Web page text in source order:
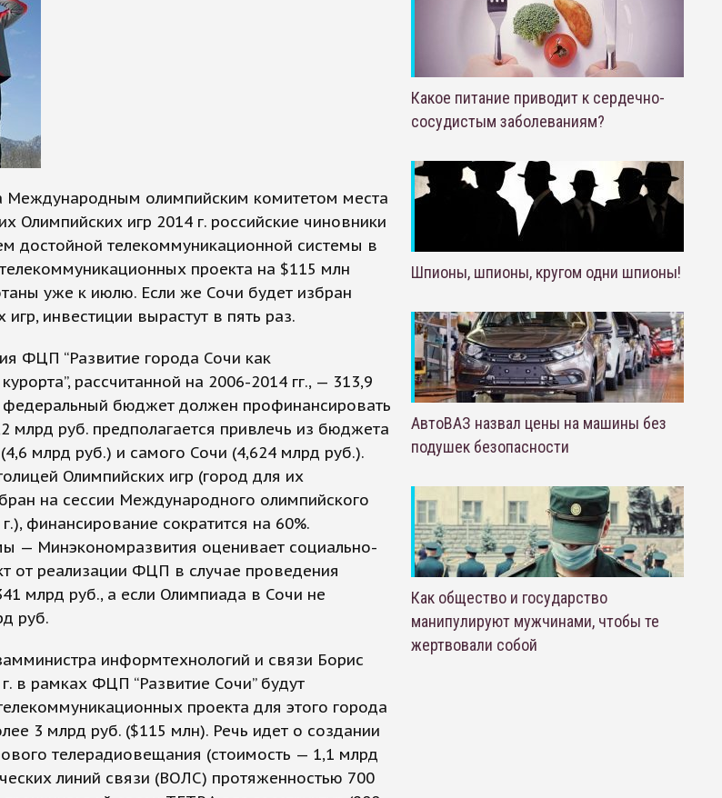
Международным олимпийским комитетом места
Олимпийских игр 2014 г. российские чиновники
достойной телекоммуникационной системы в
проекта на $115 млн
уже к июлю. Если же Сочи будет избран
инвестиции вырастут в пять раз.
ФЦП “Развитие города Сочи как
рассчитанной на 2006-2014 гг., — 313,9
федеральный бюджет должен профинансировать
млрд руб. предполагается привлечь из бюджета
млрд руб.) и самого Сочи (4,624 млрд руб.).
Олимпийских игр (город для их
на сессии Международного олимпийского
финансирование сократится на 60%.
— Минэкономразвития оценивает социально-
от реализации ФЦП в случае проведения
млрд руб., а если Олимпиада в Сочи не
руб.
информтехнологий и связи Борис
в рамках ФЦП “Развитие Сочи” будут
проекта для этого города
3 млрд руб. ($115 млн). Речь идет о создании
телерадиовещания (стоимость — 1,1 млрд
линий связи (ВОЛС) протяженностью 700
Какое питание приводит к сердечно-
сосудистым заболеваниям?
Шпионы, шпионы, кругом одни шпионы!
АвтоВАЗ назвал цены на машины без
подушек безопасности
Как общество и государство
манипулируют мужчинами, чтобы те
жертвовали собой